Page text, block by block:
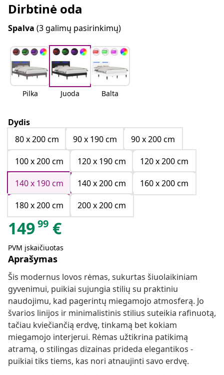
Dirbtinė oda
Spalva (3 galimų pasirinkimų)
Pilka Juoda Balta
Dydis
80 x 200 cm
90 x 190 cm
90 x 200 cm
100 x 200 cm
120 x 190 cm
120 x 200 cm
140 x 190 cm
140 x 200 cm
160 x 200 cm
180 x 200 cm
200 x 200 cm
14999 €
PVM įskaičiuotas
Aprašymas
Šis modernus lovos rėmas, sukurtas šiuolaikiniam
gyvenimui, puikiai sujungia stilių su praktiniu
naudojimu, kad pagerintų miegamojo atmosferą. Jo
švarios linijos ir minimalistinis stilius suteikia rafinuotą,
tačiau kviečiančią erdvę, tinkamą bet kokiam
miegamojo interjerui. Rėmas užtikrina patikimą
atramą, o stilingas dizainas prideda elegantikos -
puikiai tiks tiems, kas nori atnaujinti savo erdvę.